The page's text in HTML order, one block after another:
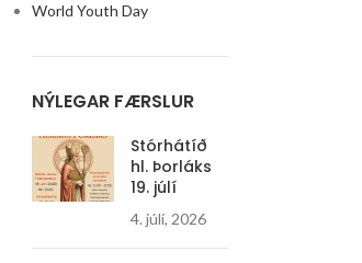
World Youth Day
NÝLEGAR FÆRSLUR
Stórhátíð
hl. Þorláks
19. júlí
4. júlí, 2026